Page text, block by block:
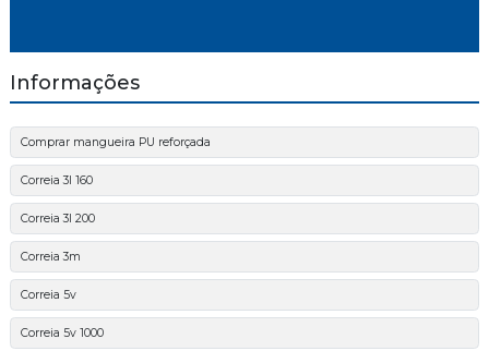
Informações
Comprar mangueira PU reforçada
Correia 3l 160
Correia 3l 200
Correia 3m
Correia 5v
Correia 5v 1000